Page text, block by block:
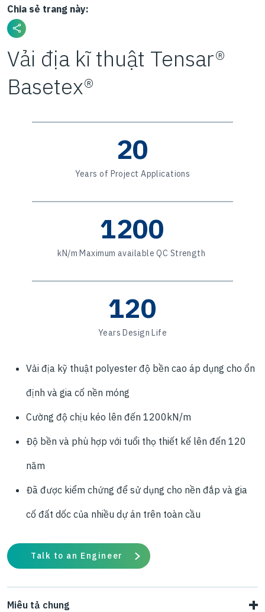
Chia sẻ trang này:
Vải địa kĩ thuật Tensar®
Basetex®
20
Years of Project Applications
1200
kN/m Maximum available QC Strength
120
Years Design Life
Vải địa kỹ thuật polyester độ bền cao áp dụng cho ổn
định và gia cố nền móng
Cường độ chịu kéo lên đến 1200kN/m
Độ bền và phù hợp với tuổi thọ thiết kế lên đến 120
năm
Đã được kiểm chứng để sử dụng cho nền đắp và gia
cố đất dốc của nhiều dự án trên toàn cầu
Talk to an Engineer
Miêu tả chung